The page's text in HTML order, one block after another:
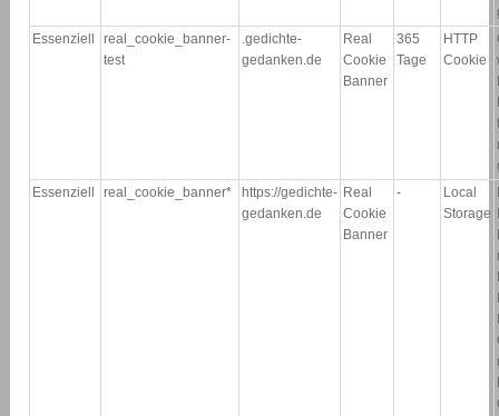
Essenziell
real_cookie_banner-
test
.gedichte-
gedanken.de
Real
Cookie
Banner
365
Tage
HTTP
Cookie
Essenziell
real_cookie_banner*
https://gedichte-
gedanken.de
Real
Cookie
Banner
-
Local
Storage